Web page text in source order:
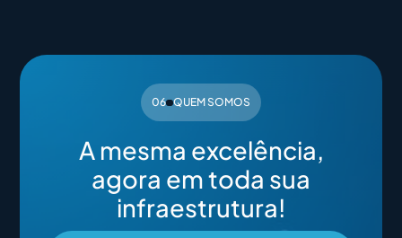
06 QUEM SOMOS
A mesma excelência,
agora em toda sua
infraestrutura!